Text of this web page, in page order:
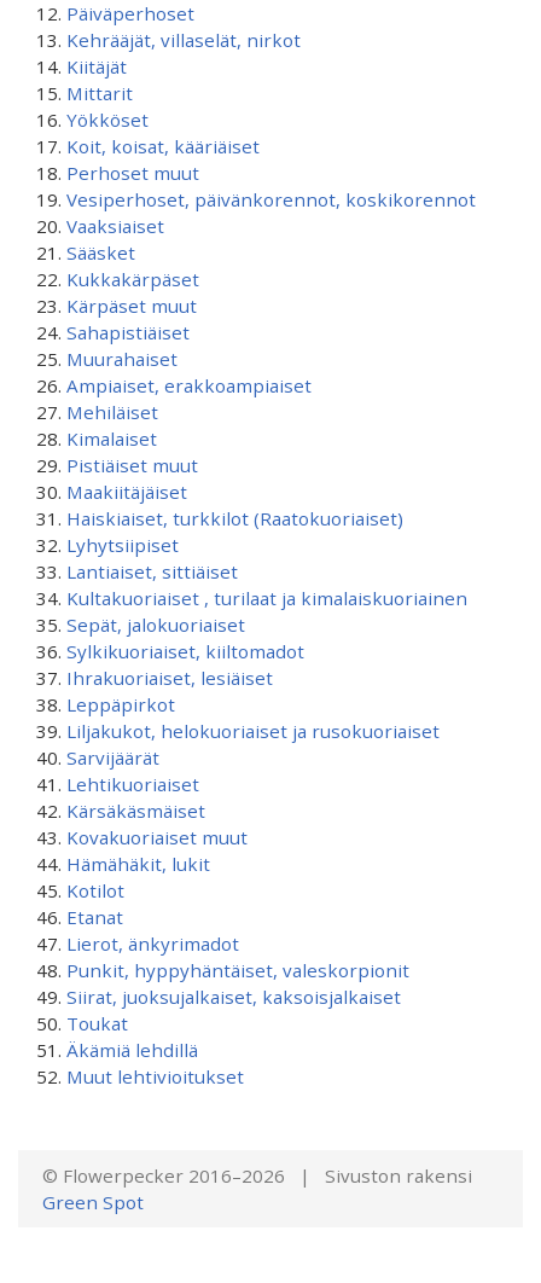
Päiväperhoset
Kehrääjät, villaselät, nirkot
Kiitäjät
Mittarit
Yökköset
Koit, koisat, kääriäiset
Perhoset muut
Vesiperhoset, päivänkorennot, koskikorennot
Vaaksiaiset
Sääsket
Kukkakärpäset
Kärpäset muut
Sahapistiäiset
Muurahaiset
Ampiaiset, erakkoampiaiset
Mehiläiset
Kimalaiset
Pistiäiset muut
Maakiitäjäiset
Haiskiaiset, turkkilot (Raatokuoriaiset)
Lyhytsiipiset
Lantiaiset, sittiäiset
Kultakuoriaiset , turilaat ja kimalaiskuoriainen
Sepät, jalokuoriaiset
Sylkikuoriaiset, kiiltomadot
Ihrakuoriaiset, lesiäiset
Leppäpirkot
Liljakukot, helokuoriaiset ja rusokuoriaiset
Sarvijäärät
Lehtikuoriaiset
Kärsäkäsmäiset
Kovakuoriaiset muut
Hämähäkit, lukit
Kotilot
Etanat
Lierot, änkyrimadot
Punkit, hyppyhäntäiset, valeskorpionit
Siirat, juoksujalkaiset, kaksoisjalkaiset
Toukat
Äkämiä lehdillä
Muut lehtivioitukset
© Flowerpecker 2016–2026 | Sivuston rakensi
Green Spot